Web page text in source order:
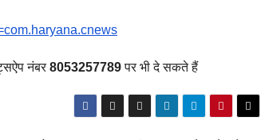
नंबर 8053257789पर भी दे सकते हैं